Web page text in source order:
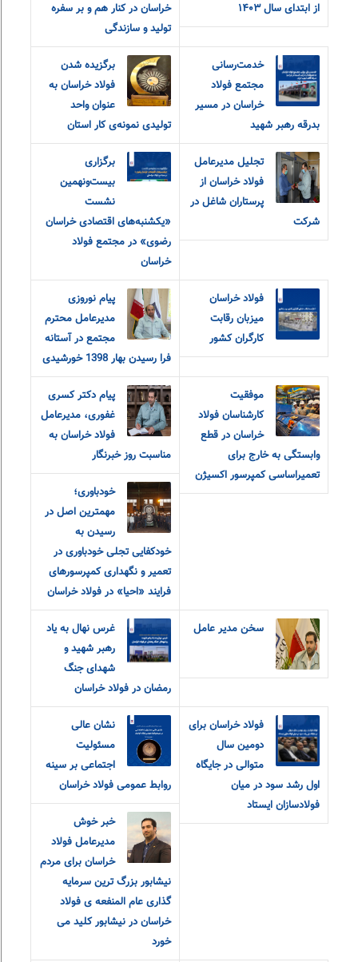
از ابتدای سال ۱۴۰۳
خراسان در کنار هم و بر سفره
تولید و سازندگی
خدمت‌رسانی
مجتمع فولاد
خراسان در مسیر
بدرقه رهبر شهید
برگزیده شدن
فولاد خراسان به
عنوان واحد
تولیدی نمونه‌ی کار استان
تجلیل مدیرعامل
فولاد خراسان از
پرستاران شاغل در
شرکت
برگزاری
بیست‌ونهمین
نشست
«یکشنبه‌های اقتصادی خراسان
رضوی» در مجتمع فولاد
خراسان
فولاد خراسان
میزبان رقابت
کارگران کشور
پیام نوروزی
مدیرعامل محترم
مجتمع در آستانه
فرا رسیدن بهار 1398 خورشیدی
موفقیت
کارشناسان فولاد
خراسان در قطع
وابستگی به خارج برای
تعمیراساسی کمپرسور اکسیژن
پیام دکتر کسری
غفوری، مدیرعامل
فولاد خراسان به
مناسبت روز خبرنگار
خودباوری؛
مهمترین اصل در
رسیدن به
خودکفایی تجلی خودباوری در
تعمیر و نگهداری کمپرسورهای
فرایند «احیا» در فولاد خراسان
سخن مدیر عامل
غرس نهال به یاد
رهبر شهید و
شهدای جنگ
رمضان در فولاد خراسان
فولاد خراسان برای
دومین سال
متوالی در جایگاه
اول رشد سود در میان
فولادسازان ایستاد
نشان عالی
مسئولیت
اجتماعی بر سینه
روابط عمومی فولاد خراسان
خبر خوش
مدیرعامل فولاد
خراسان برای مردم
نیشابور بزرگ ترین سرمایه
گذاری عام المنفعه ی فولاد
خراسان در نیشابور کلید می
خورد